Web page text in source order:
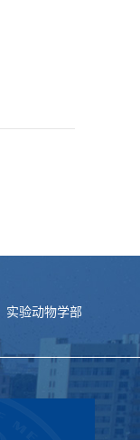
实验动物学部